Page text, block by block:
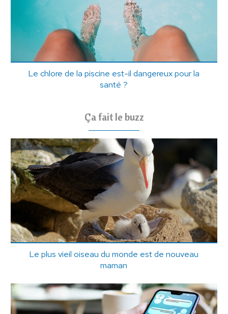
Le chlore de la piscine est-il dangereux pour la
santé ?
Ça fait le buzz
Le plus vieil oiseau du monde est de nouveau
maman